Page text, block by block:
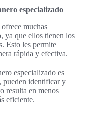
especializado
muchas
ya que ellos tienen los
Esto les permite
rápida y efectiva.
especializado es
pueden identificar y
resulta en menos
eficiente.